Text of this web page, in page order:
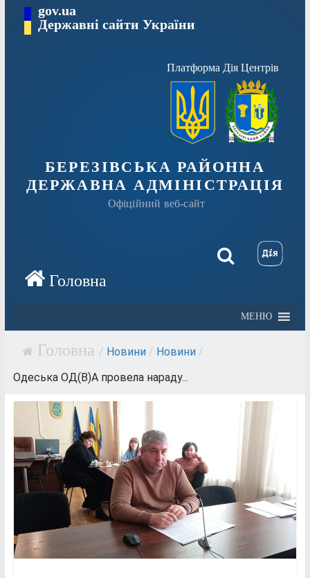
Перейтиgov.ua
Державні сайти України
Платформа Дія Центрів
БЕРЕЗІВСЬКА РАЙОННА
ДЕРЖАВНА АДМІНІСТРАЦІЯ
Офіційний веб-сайт
МЕНЮ
/ Новини / Новини /
Одеська ОД(В)А провела нараду...